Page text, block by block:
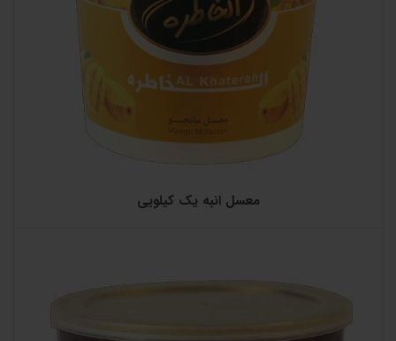
معسل انبه یک کیلویی